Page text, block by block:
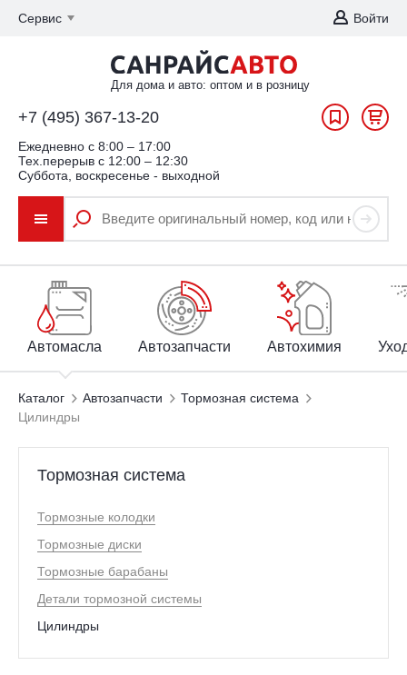
Сервис Войти
Для дома и авто: оптом и в розницу
+7 (495) 367-13-20
Ежедневно c 8:00 – 17:00
Тех.перерыв с 12:00 – 12:30
Суббота, воскресенье - выходной
Автомасла Автозапчасти Автохимия
Каталог Автозапчасти
Тормозная система
Цилиндры
Тормозная система
Тормозные колодки
Тормозные диски
Тормозные барабаны
Детали тормозной системы
Цилиндры